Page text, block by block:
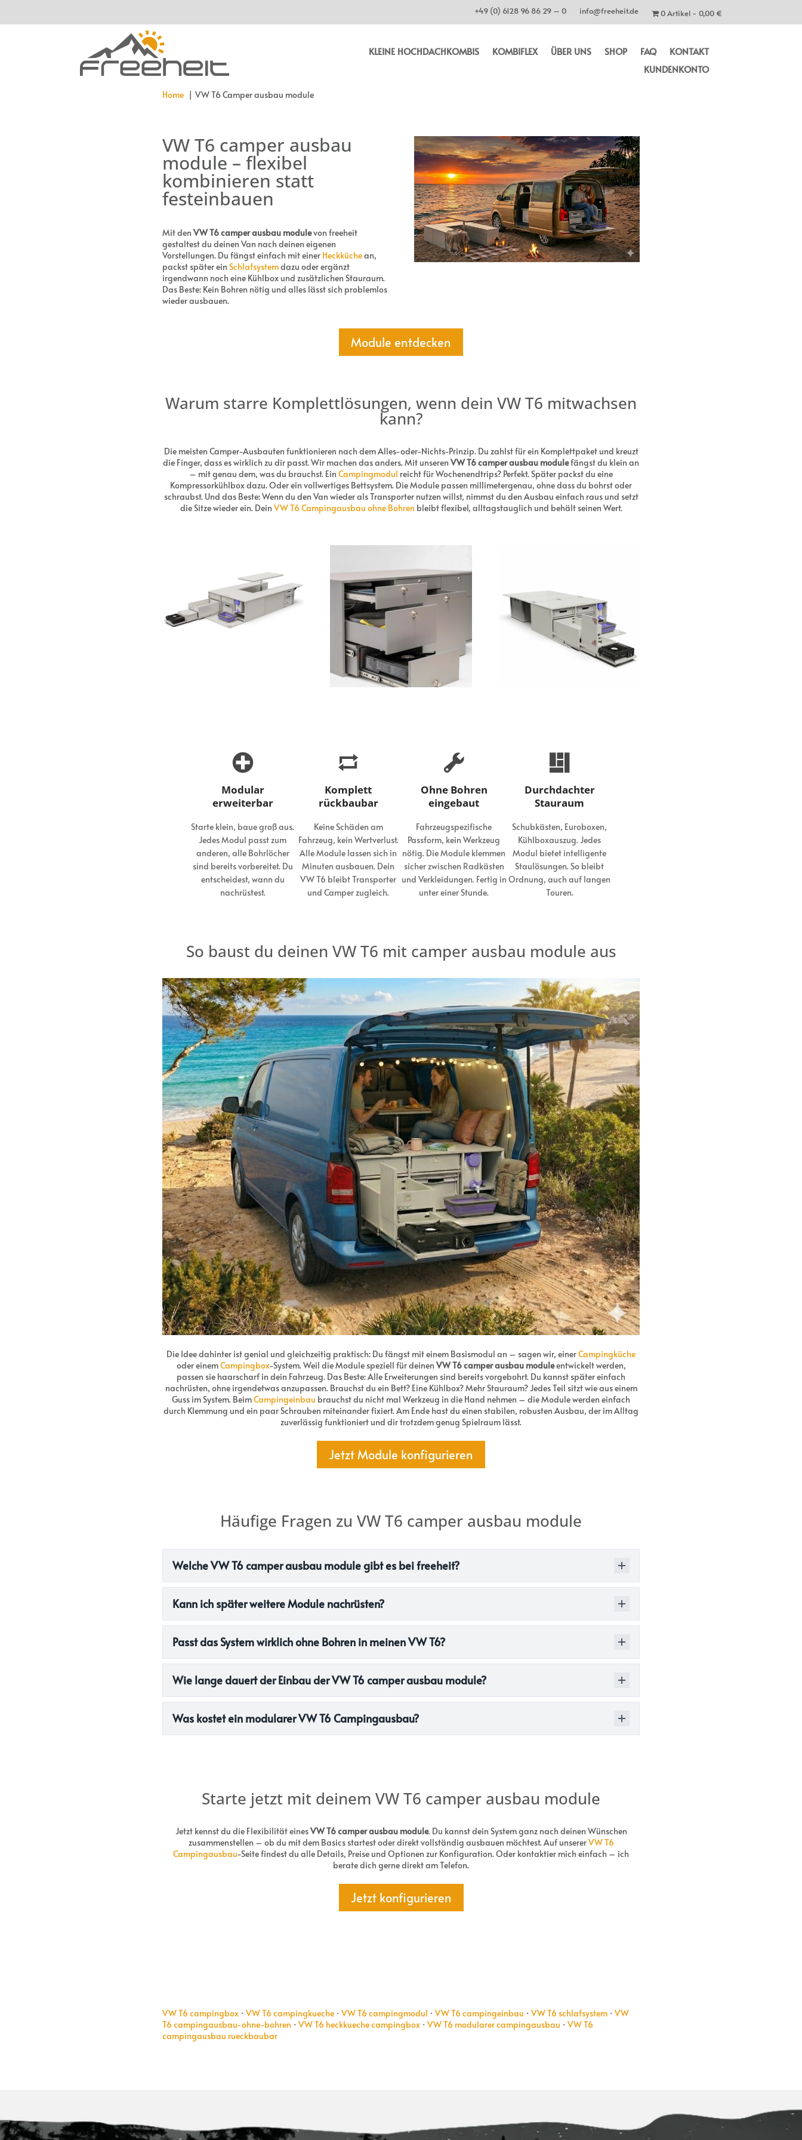
+49 (0) 6128 96 86 29 – 0 info@freeheit.de 0 Artikel 0,00 €
KLEINE HOCHDACHKOMBIS KOMBIFLEX ÜBER UNS SHOP FAQ
KONTAKT
KUNDENKONTO
Home VW T6 Camper ausbau module
VW T6 camper ausbau
module – flexibel
kombinieren statt
festeinbauen
Mit den VW T6 camper ausbau modulevon freeheit
gestaltest du deinen Van nach deinen eigenen
Vorstellungen. Du fängst einfach mit einer Heckküchean,
packst später ein Schlafsystemdazu oder ergänzt
irgendwann noch eine Kühlbox und zusätzlichen Stauraum.
Das Beste: Kein Bohren nötig und alles lässt sich problemlos
wieder ausbauen.
Module entdecken
Warum starre Komplettlösungen, wenn dein VW T6 mitwachsen
kann?
Die meisten Camper-Ausbauten funktionieren nach dem Alles-oder-Nichts-Prinzip. Du zahlst für ein Komplettpaket und kreuzt
die Finger, dass es wirklich zu dir passt. Wir machen das anders. Mit unseren VW T6 camper ausbau modulefängst du klein an
– mit genau dem, was du brauchst. Ein Campingmodul reicht für Wochenendtrips? Perfekt. Später packst du eine
Kompressorkühlbox dazu. Oder ein vollwertiges Bettsystem. Die Module passen millimetergenau, ohne dass du bohrst oder
schraubst. Und das Beste: Wenn du den Van wieder als Transporter nutzen willst, nimmst du den Ausbau einfach raus und setzt
die Sitze wieder ein. Dein VW T6 Campingausbau ohne Bohren bleibt flexibel, alltagstauglich und behält seinen Wert.
Modular
erweiterbar
Starte klein, baue groß aus.
Jedes Modul passt zum
anderen, alle Bohrlöcher
sind bereits vorbereitet. Du
entscheidest, wann du
nachrüstest.
Komplett
rückbaubar
Keine Schäden am
Fahrzeug, kein Wertverlust.
Alle Module lassen sich in
Minuten ausbauen. Dein
VW T6 bleibt Transporter
und Camper zugleich.
Ohne Bohren
eingebaut
Fahrzeugspezifische
Passform, kein Werkzeug
nötig. Die Module klemmen
sicher zwischen Radkästen
und Verkleidungen. Fertig in
unter einer Stunde.
Durchdachter
Stauraum
Schubkästen, Euroboxen,
Kühlboxauszug. Jedes
Modul bietet intelligente
Staulösungen. So bleibt
Ordnung, auch auf langen
Touren.
So baust du deinen VW T6 mit camper ausbau module aus
Die Idee dahinter ist genial und gleichzeitig praktisch: Du fängst mit einem Basismodul an – sagen wir, einerCampingküche
oder einemCampingbox-System. Weil die Module speziell für deinen VW T6 camper ausbau moduleentwickelt werden,
passen sie haarscharf in dein Fahrzeug. Das Beste: Alle Erweiterungen sind bereits vorgebohrt. Du kannst später einfach
nachrüsten, ohne irgendetwas anzupassen. Brauchst du ein Bett? Eine Kühlbox? Mehr Stauraum? Jedes Teil sitzt wie aus einem
Guss im System. BeimCampingeinbau brauchst du nicht mal Werkzeug in die Hand nehmen – die Module werden einfach
durch Klemmung und ein paar Schrauben miteinander fixiert. Am Ende hast du einen stabilen, robusten Ausbau, der im Alltag
zuverlässig funktioniert und dir trotzdem genug Spielraum lässt.
Jetzt Module konfigurieren
Häufige Fragen zu VW T6 camper ausbau module
Welche VW T6 camper ausbau module gibt es bei freeheit?
Kann ich später weitere Module nachrüsten?
Passt das System wirklich ohne Bohren in meinen VW T6?
Wie lange dauert der Einbau der VW T6 camper ausbau module?
Was kostet ein modularer VW T6 Campingausbau?
Starte jetzt mit deinem VW T6 camper ausbau module
Jetzt kennst du die Flexibilität einesVW T6 camper ausbau module. Du kannst dein System ganz nach deinen Wünschen
zusammenstellen – ob du mit dem Basics startest oder direkt vollständig ausbauen möchtest. Auf unsererVW T6
Campingausbau-Seite findest du alle Details, Preise und Optionen zur Konfiguration. Oder kontaktier mich einfach – ich
berate dich gerne direkt am Telefon.
Jetzt konfigurieren
VW T6 campingbox · VW T6 campingkueche · VW T6 campingmodul · VW T6 campingeinbau · VW T6 schlafsystem · VW
T6 campingausbau-ohne-bohren · VW T6 heckkueche campingbox · VW T6 modularer campingausbau · VW T6
campingausbau rueckbaubar